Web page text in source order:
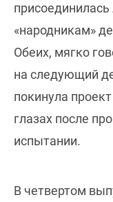
«народникам»
Обеих, мягко
на следующий
покинула
глазах после
испытании.
В четвертом